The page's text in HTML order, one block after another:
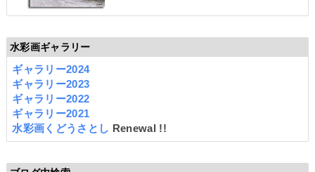
水彩画ギャラリー
ギャラリー2024
ギャラリー2023
ギャラリー2022
ギャラリー2021
水彩画くどうさとし Renewal !!